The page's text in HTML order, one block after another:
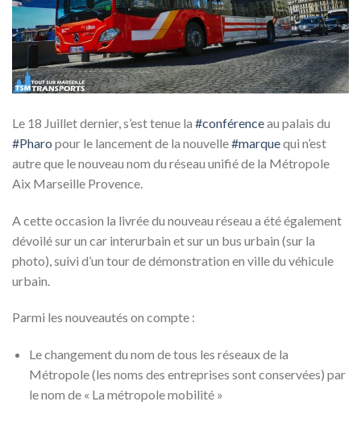
Le 18 Juillet dernier, s’est tenue la #conférenceau palais du
#Pharo pour le lancement de la nouvelle#marquequi n’est
autre que le nouveau nom du réseau unifié de la Métropole
Aix Marseille Provence.
A cette occasion la livrée du nouveau réseau a été également
dévoilé sur un car interurbain et sur un bus urbain (sur la
photo), suivi d’un tour de démonstration en ville du véhicule
urbain.
Parmi les nouveautés on compte :
Le changement du nom de tous les réseaux de la
Métropole (les noms des entreprises sont conservées) par
le nom de « La métropole mobilité »